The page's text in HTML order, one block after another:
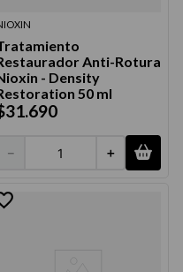
Anti-Rotura
- Density
50 ml
31.690
＋
－